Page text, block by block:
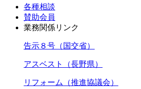
各種相談
賛助会員
業務関係リンク
告示８号（国交省）
アスベスト（長野県）
リフォーム（推進協議会）